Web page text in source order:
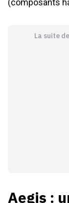
(composants
La suite
Aegis :